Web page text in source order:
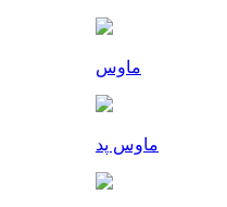
ماوس
ماوس پد